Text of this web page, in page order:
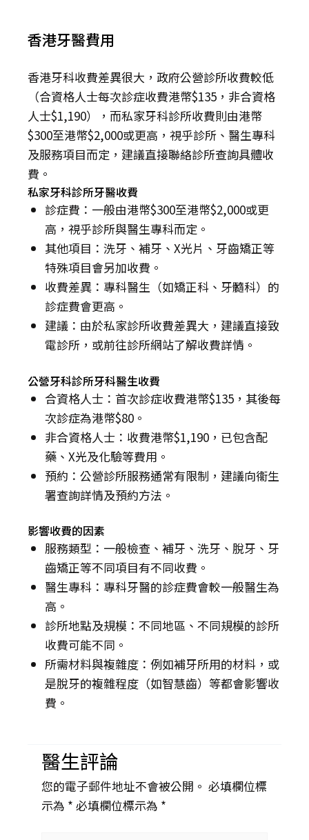
香港牙醫費用
香港牙科收費差異很大，政府公營診所收費較低
（合資格人士每次診症收費港幣$135，非合資格
人士$1,190），而私家牙科診所收費則由港幣
$300至港幣$2,000或更高，視乎診所、醫生專科
及服務項目而定，建議直接聯絡診所查詢具體收
費。
私家牙科診所牙醫收費
診症費：一般由港幣$300至港幣$2,000或更
高，視乎診所與醫生專科而定。
其他項目：洗牙、補牙、X光片、牙齒矯正等
特殊項目會另加收費。
收費差異：專科醫生（如矯正科、牙髓科）的
診症費會更高。
建議：由於私家診所收費差異大，建議直接致
電診所，或前往診所網站了解收費詳情。
公營牙科診所牙科醫生收費
合資格人士：首次診症收費港幣$135，其後每
次診症為港幣$80。
非合資格人士：收費港幣$1,190，已包含配
藥、X光及化驗等費用。
預約：公營診所服務通常有限制，建議向衞生
署查詢詳情及預約方法。
影響收費的因素
服務類型：一般檢查、補牙、洗牙、脫牙、牙
齒矯正等不同項目有不同收費。
醫生專科：專科牙醫的診症費會較一般醫生為
高。
診所地點及規模：不同地區、不同規模的診所
收費可能不同。
所需材料與複雜度：例如補牙所用的材料，或
是脫牙的複雜程度（如智慧齒）等都會影響收
費。
醫生評論
您的電子郵件地址不會被公開。 必填欄位標
示為 * 必填欄位標示為 *